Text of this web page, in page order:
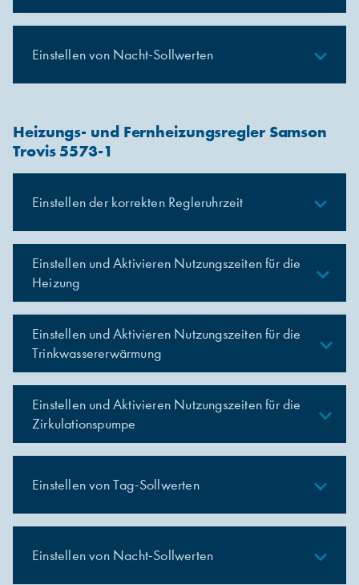
Einstellen von Nacht-Sollwerten expand_less
Heizungs- und Fernheizungsregler Samson
Trovis 5573-1
Einstellen der korrekten Regleruhrzeit expand_less
Einstellen und Aktivieren Nutzungszeiten für die
Heizung
expand_less
Einstellen und Aktivieren Nutzungszeiten für die
Trinkwassererwärmung
expand_less
Einstellen und Aktivieren Nutzungszeiten für die
Zirkulationspumpe
expand_less
Einstellen von Tag-Sollwerten expand_less
Einstellen von Nacht-Sollwerten expand_less